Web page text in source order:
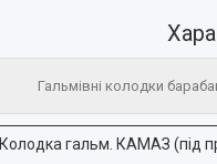
Гальмівні колодки
Колодка гальм. КАМАЗ (під